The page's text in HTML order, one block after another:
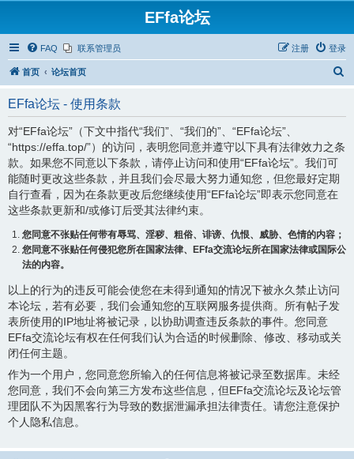
EFfa论坛
FAQ 联系管理员 登录
注册
首页 论坛首页
EFfa论坛 - 使用条款
对“EFfa论坛”（下文中指代“我们”、“我们的”、“EFfa论坛”、
“https://effa.top/”）的访问，表明您同意并遵守以下具有法律效力之条
款。如果您不同意以下条款，请停止访问和使用“EFfa论坛”。我们可
能随时更改这些条款，并且我们会尽最大努力通知您，但您最好定期
自行查看，因为在条款更改后您继续使用“EFfa论坛”即表示您同意在
这些条款更新和/或修订后受其法律约束。
您同意不张贴任何带有辱骂、淫秽、粗俗、诽谤、仇恨、威胁、色情的内容；
您同意不张贴任何侵犯您所在国家法律、EFfa交流论坛所在国家法律或国际公
法的内容。
以上的行为的违反可能会使您在未得到通知的情况下被永久禁止访问
本论坛，若有必要，我们会通知您的互联网服务提供商。所有帖子发
表所使用的IP地址将被记录，以协助调查违反条款的事件。您同意
EFfa交流论坛有权在任何我们认为合适的时候删除、修改、移动或关
闭任何主题。
作为一个用户，您同意您所输入的任何信息将被记录至数据库。未经
您同意，我们不会向第三方发布这些信息，但EFfa交流论坛及论坛管
理团队不为因黑客行为导致的数据泄漏承担法律责任。请您注意保护
个人隐私信息。